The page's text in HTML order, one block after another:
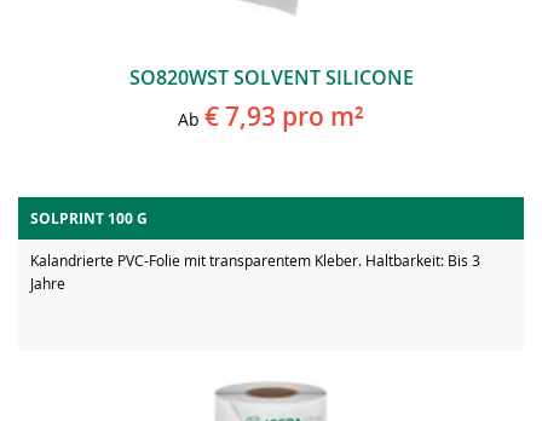
SO820WST SOLVENT SILICONE
Ab € 7,93 pro m²
SOLPRINT 100 G
Kalandrierte PVC-Folie mit transparentem Kleber. Haltbarkeit: Bis 3
Jahre